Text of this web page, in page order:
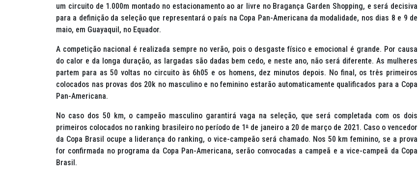
um circuito de 1.000m montado no estacionamento ao ar livre no Bragança Garden Shopping, e será decisiva
para a definição da seleção que representará o país na Copa Pan-Americana da modalidade, nos dias 8 e 9 de
maio, em Guayaquil, no Equador.
A competição nacional é realizada sempre no verão, pois o desgaste físico e emocional é grande. Por causa
do calor e da longa duração, as largadas são dadas bem cedo, e neste ano, não será diferente. As mulheres
partem para as 50 voltas no circuito às 6h05 e os homens, dez minutos depois. No final, os três primeiros
colocados nas provas dos 20k no masculino e no feminino estarão automaticamente qualificados para a Copa
Pan-Americana.
No caso dos 50 km, o campeão masculino garantirá vaga na seleção, que será completada com os dois
primeiros colocados no ranking brasileiro no período de 1ºde janeiro a 20 de março de 2021. Caso o vencedor
da Copa Brasil ocupe a liderança do ranking, o vice-campeão será chamado. Nos 50 km feminino, se a prova
for confirmada no programa da Copa Pan-Americana, serão convocadas a campeã e a vice-campeã da Copa
Brasil.